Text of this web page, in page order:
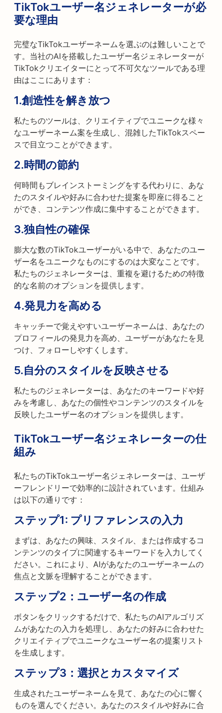
TikTokユーザー名ジェネレーターが必
要な理由
完璧なTikTokユーザーネームを選ぶのは難しいことで
す。当社のAIを搭載したユーザー名ジェネレーターが
TikTokクリエイターにとって不可欠なツールである理
由はここにあります：
1.創造性を解き放つ
私たちのツールは、クリエイティブでユニークな様々
なユーザーネーム案を生成し、混雑したTikTokスペー
スで目立つことができます。
2.時間の節約
何時間もブレインストーミングをする代わりに、あな
たのスタイルや好みに合わせた提案を即座に得ること
ができ、コンテンツ作成に集中することができます。
3.独自性の確保
膨大な数のTikTokユーザーがいる中で、あなたのユー
ザー名をユニークなものにするのは大変なことです。
私たちのジェネレーターは、重複を避けるための特徴
的な名前のオプションを提供します。
4.発見力を高める
キャッチーで覚えやすいユーザーネームは、あなたの
プロフィールの発見力を高め、ユーザーがあなたを見
つけ、フォローしやすくします。
5.自分のスタイルを反映させる
私たちのジェネレーターは、あなたのキーワードや好
みを考慮し、あなたの個性やコンテンツのスタイルを
反映したユーザー名のオプションを提供します。
TikTokユーザー名ジェネレーターの仕
組み
私たちのTikTokユーザー名ジェネレーターは、ユーザ
ーフレンドリーで効率的に設計されています。仕組み
は以下の通りです：
ステップ1: プリファレンスの入力
まずは、あなたの興味、スタイル、または作成するコ
ンテンツのタイプに関連するキーワードを入力してく
ださい。これにより、AIがあなたのユーザーネームの
焦点と文脈を理解することができます。
ステップ2：ユーザー名の作成
ボタンをクリックするだけで、私たちのAIアルゴリズ
ムがあなたの入力を処理し、あなたの好みに合わせた
クリエイティブでユニークなユーザー名の提案リスト
を生成します。
ステップ3：選択とカスタマイズ
生成されたユーザーネームを見て、あなたの心に響く
ものを選んでください。あなたのスタイルや好みに合